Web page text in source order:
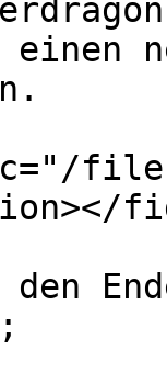
files/